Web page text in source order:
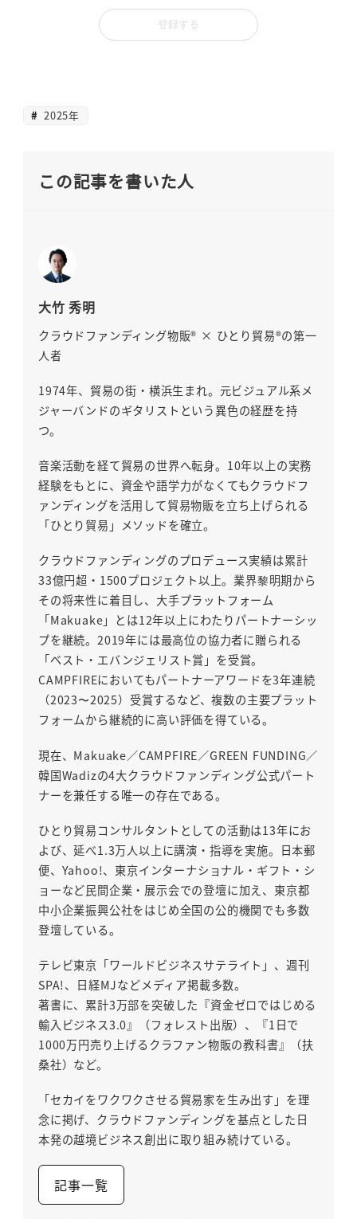
2025年
この記事を書いた人
大竹 秀明
クラウドファンディング物販® × ひとり貿易®の第一
人者
1974年、貿易の街・横浜生まれ。元ビジュアル系メ
ジャーバンドのギタリストという異色の経歴を持
つ。
音楽活動を経て貿易の世界へ転身。10年以上の実務
経験をもとに、資金や語学力がなくてもクラウドフ
ァンディングを活用して貿易物販を立ち上げられる
「ひとり貿易」メソッドを確立。
クラウドファンディングのプロデュース実績は累計
33億円超・1500プロジェクト以上。業界黎明期から
その将来性に着目し、大手プラットフォーム
「Makuake」とは12年以上にわたりパートナーシッ
プを継続。2019年には最高位の協力者に贈られる
「ベスト・エバンジェリスト賞」を受賞。
CAMPFIREにおいてもパートナーアワードを3年連続
（2023〜2025）受賞するなど、複数の主要プラット
フォームから継続的に高い評価を得ている。
現在、Makuake／CAMPFIRE／GREEN FUNDING／
韓国Wadizの4大クラウドファンディング公式パート
ナーを兼任する唯一の存在である。
ひとり貿易コンサルタントとしての活動は13年にお
よび、延べ1.3万人以上に講演・指導を実施。日本郵
便、Yahoo!、東京インターナショナル・ギフト・シ
ョーなど民間企業・展示会での登壇に加え、東京都
中小企業振興公社をはじめ全国の公的機関でも多数
登壇している。
テレビ東京「ワールドビジネスサテライト」、週刊
SPA!、日経MJなどメディア掲載多数。
著書に、累計3万部を突破した『資金ゼロではじめる
輸入ビジネス3.0』（フォレスト出版）、『1日で
1000万円売り上げるクラファン物販の教科書』（扶
桑社）など。
「セカイをワクワクさせる貿易家を生み出す」を理
念に掲げ、クラウドファンディングを基点とした日
本発の越境ビジネス創出に取り組み続けている。
記事一覧